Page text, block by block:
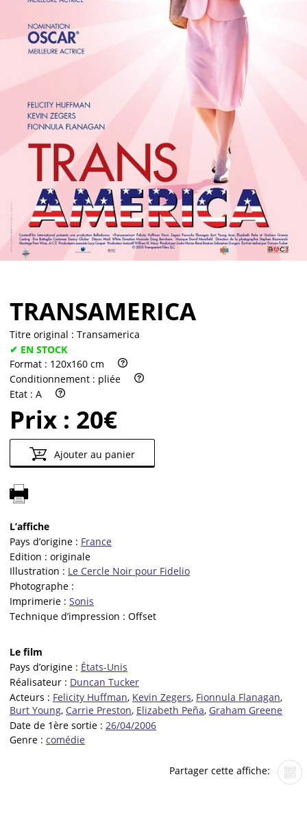
Vendre
TRANSAMERICA
Titre original : Transamerica
✔ EN STOCK
Format : 120x160 cm
Conditionnement : pliée
Etat : A
Prix : 20€
Ajouter au panier
L’affiche
Pays d’origine : France
Edition : originale
Illustration : Le Cercle Noir pour Fidelio
Photographe :
Imprimerie : Sonis
Technique d’impression : Offset
Le film
Pays d’origine : États-Unis
Réalisateur : Duncan Tucker
Acteurs : Felicity Huffman, Kevin Zegers, Fionnula Flanagan,
Burt Young, Carrie Preston, Elizabeth Peña, Graham Greene
Date de 1ère sortie : 26/04/2006
Genre : comédie
Partager cette affiche: